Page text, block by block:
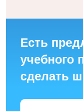
Есть
учебного
сделать